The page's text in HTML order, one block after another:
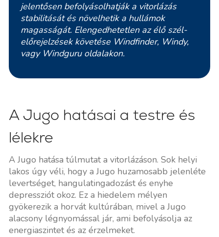
jelentősen befolyásolhatják a vitorlázás
stabilitását és növelhetik a hullámok
magasságát. Elengedhetetlen az élő szél-
előrejelzések követése Windfinder, Windy,
vagy Windguruoldalakon.
A Jugo hatásai a testre és
lélekre
A Jugo hatása túlmutat a vitorlázáson. Sok helyi
lakos úgy véli, hogy a Jugo huzamosabb jelenléte
levertséget, hangulatingadozást és enyhe
depressziót okoz. Ez a hiedelem mélyen
gyökerezik a horvát kultúrában, mivel a Jugo
alacsony légnyomással jár, ami befolyásolja az
energiaszintet és az érzelmeket.